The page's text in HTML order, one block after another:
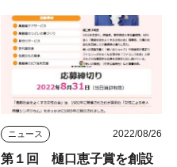
ニュース 2022/08/26
第１回 樋口恵子賞を創設